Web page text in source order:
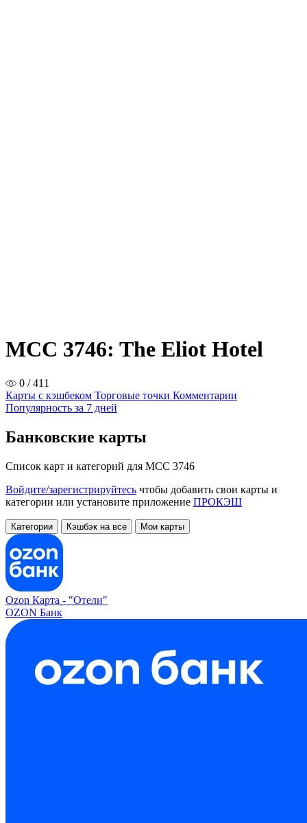
MCC 3746: The Eliot Hotel
0 / 411
Карты с кэшбеком Торговые точки Комментарии
Популярность за 7 дней
Банковские карты
Список карт и категорий для MCC 3746
Войдите/зарегистрируйтесь чтобы добавить свои карты и
категории или установите приложение ПРОКЭШ
Категории Кэшбэк на все Мои карты
Ozon Карта - "Отели"
OZON Банк